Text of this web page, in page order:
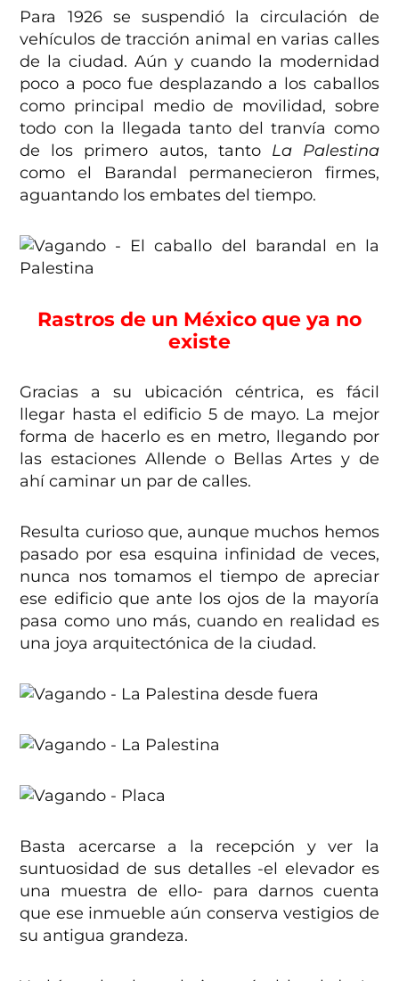
Para 1926 se suspendió la circulación de
vehículos de tracción animal en varias calles
de la ciudad. Aún y cuando la modernidad
poco a poco fue desplazando a los caballos
como principal medio de movilidad, sobre
todo con la llegada tanto del tranvía como
de los primero autos, tanto La Palestina
como el Barandal permanecieron firmes,
aguantando los embates del tiempo.
Rastros de un México que ya no
existe
Gracias a su ubicación céntrica, es fácil
llegar hasta el edificio 5 de mayo. La mejor
forma de hacerlo es en metro, llegando por
las estaciones Allende o Bellas Artes y de
ahí caminar un par de calles.
Resulta curioso que, aunque muchos hemos
pasado por esa esquina infinidad de veces,
nunca nos tomamos el tiempo de apreciar
ese edificio que ante los ojos de la mayoría
pasa como uno más, cuando en realidad es
una joya arquitectónica de la ciudad.
Basta acercarse a la recepción y ver la
suntuosidad de sus detalles -el elevador es
una muestra de ello- para darnos cuenta
que ese inmueble aún conserva vestigios de
su antigua grandeza.